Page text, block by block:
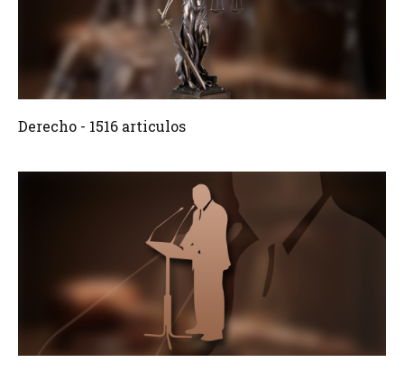
Crear 1516 Articulos
Derecho - 1516 articulos
Crear 266 Articulos